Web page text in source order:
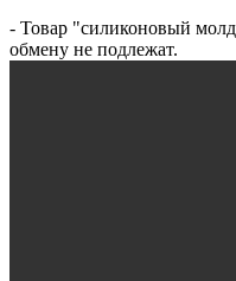
- Товар "силиконовый
обмену не подлежат.